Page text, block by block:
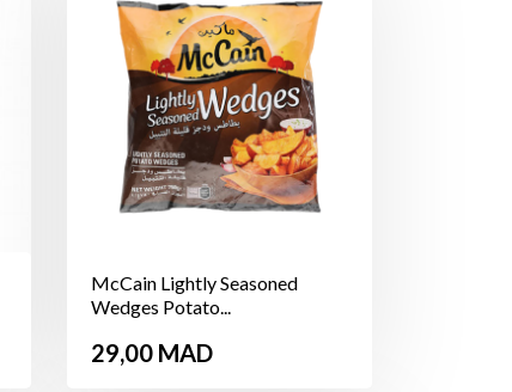
McCain Lightly Seasoned
Wedges Potato...
Prix
29,00 MAD